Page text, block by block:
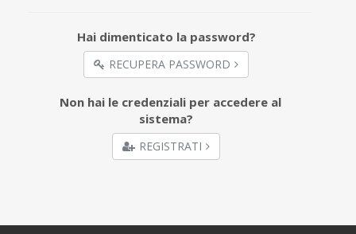
Hai dimenticato la password?
RECUPERA PASSWORD
Non hai le credenziali per accedere al
sistema?
REGISTRATI